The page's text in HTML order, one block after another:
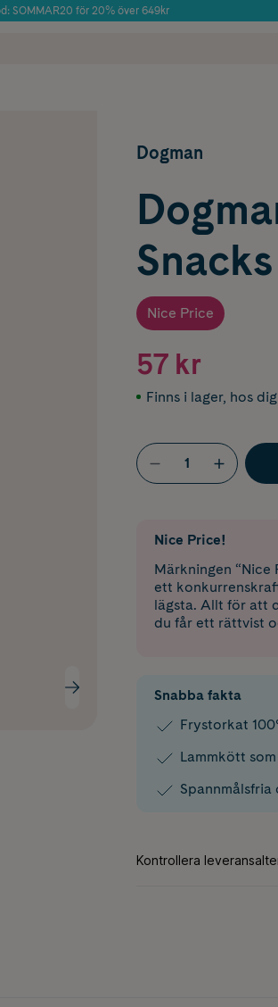
SOMMAR20 för 20% över 649kr
Dogman
Nice Price
57 kr
Finns i lager, hos
Nice Price!
Märkningen
ett
lägsta. Allt för att
du får ett rättvist
Snabba fakta
Frystorkat
Lammkött